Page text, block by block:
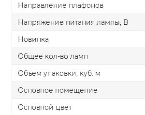
Направление плафонов
Напряжение питания лампы, В
Новинка
Общее кол-во ламп
Объем упаковки, куб. м
Основное помещение
Основной цвет